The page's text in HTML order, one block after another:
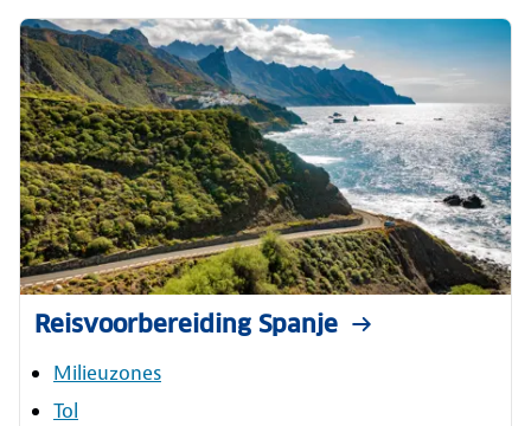
Reisvoorbereiding Spanje
Milieuzones
Tol